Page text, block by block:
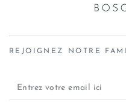
REJOIGNEZ NOTRE